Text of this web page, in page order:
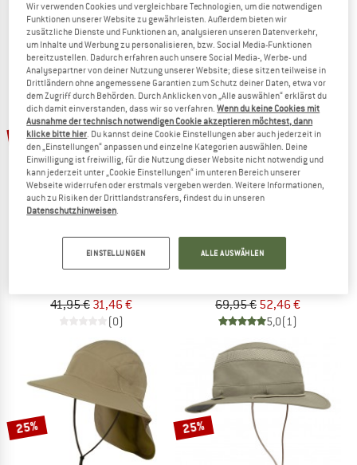
45,95 € ab 32,17 €
5,0(21)
54,95 € 41,21 €
4,6(8)
25%
SUNDAY AFTERNOONS
Sunday Trucker
41,95 € 31,46 €
(0)
25%
SUNDAY AFTERNOONS
Charter Hat
69,95 € 52,46 €
5,0(1)
25% 25%
Wir verwenden Cookies und vergleichbare Technologien, um die notwendigen
Funktionen unserer Website zu gewährleisten. Außerdem bieten wir
zusätzliche Dienste und Funktionen an, analysieren unseren Datenverkehr,
um Inhalte und Werbung zu personalisieren, bzw. Social Media-Funktionen
bereitzustellen. Dadurch erfahren auch unsere Social Media-, Werbe- und
Analysepartner von deiner Nutzung unserer Website; diese sitzen teilweise in
Drittländern ohne angemessene Garantien zum Schutz deiner Daten, etwa vor
dem Zugriff durch Behörden. Durch Anklicken von „Alle auswählen“ erklärst du
dich damit einverstanden, dass wir so verfahren.Wenn du keine Cookies mit
Ausnahme der technisch notwendigen Cookie akzeptieren möchtest, dann
klicke bitte hier. Du kannst deine Cookie Einstellungen aber auch jederzeit in
den „Einstellungen“ anpassen und einzelne Kategorien auswählen. Deine
Einwilligung ist freiwillig, für die Nutzung dieser Website nicht notwendig und
kann jederzeit unter „Cookie Einstellungen“ im unteren Bereich unserer
Webseite widerrufen oder erstmals vergeben werden. Weitere Informationen,
auch zu Risiken der Drittlandstransfers, findest du in unseren
Datenschutzhinweisen.
EINSTELLUNGEN ALLE AUSWÄHLEN